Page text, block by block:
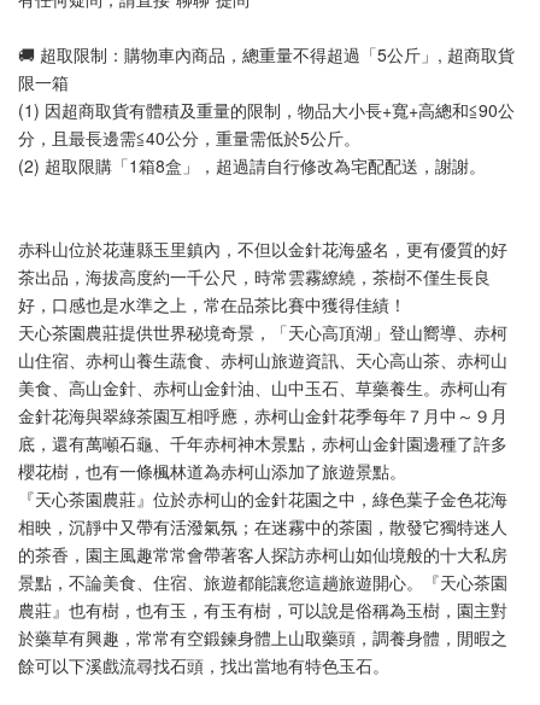
🚚 超取限制：購物車內商品，總重量不得超過「5公斤」, 超商取貨
限一箱
(1) 因超商取貨有體積及重量的限制，物品大小長+寬+高總和≦90公
分，且最長邊需≦40公分，重量需低於5公斤。
(2) 超取限購「1箱8盒」，超過請自行修改為宅配配送，謝謝。
赤科山位於花蓮縣玉里鎮內，不但以金針花海盛名，更有優質的好
茶出品，海拔高度約一千公尺，時常雲霧繚繞，茶樹不僅生長良
好，口感也是水準之上，常在品茶比賽中獲得佳績！
天心茶園農莊提供世界秘境奇景，「天心高頂湖」登山嚮導、赤柯
山住宿、赤柯山養生蔬食、赤柯山旅遊資訊、天心高山茶、赤柯山
美食、高山金針、赤柯山金針油、山中玉石、草藥養生。赤柯山有
金針花海與翠綠茶園互相呼應，赤柯山金針花季每年７月中～９月
底，還有萬噸石龜、千年赤柯神木景點，赤柯山金針園邊種了許多
櫻花樹，也有一條楓林道為赤柯山添加了旅遊景點。
『天心茶園農莊』位於赤柯山的金針花園之中，綠色葉子金色花海
相映，沉靜中又帶有活潑氣氛；在迷霧中的茶園，散發它獨特迷人
的茶香，園主風趣常常會帶著客人探訪赤柯山如仙境般的十大私房
景點，不論美食、住宿、旅遊都能讓您這趟旅遊開心。『天心茶園
農莊』也有樹，也有玉，有玉有樹，可以說是俗稱為玉樹，園主對
於藥草有興趣，常常有空鍛鍊身體上山取藥頭，調養身體，閒暇之
餘可以下溪戲流尋找石頭，找出當地有特色玉石。